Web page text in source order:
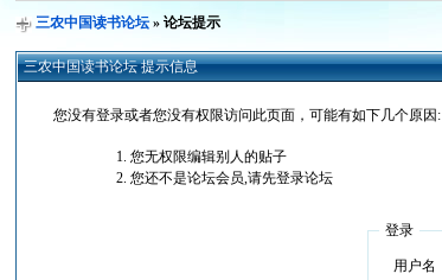
三农中国读书论坛» 论坛提示
三农中国读书论坛 提示信息
您没有登录或者您没有权限访问此页面，可能有如下几个原因:
您无权限编辑别人的贴子
您还不是论坛会员,请先登录论坛
登录
用户名